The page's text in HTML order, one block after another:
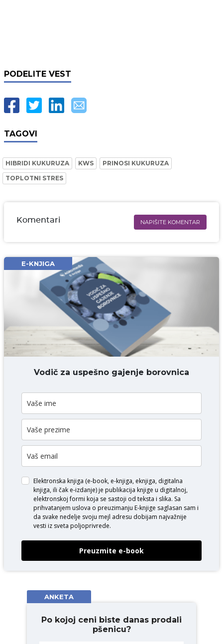
PODELITE VEST
TAGOVI
HIBRIDI KUKURUZA KWS
PRINOSI KUKURUZA
TOPLOTNI STRES
Komentari NAPIŠITE KOMENTAR
Email* obavezno
Komentar* obavezno
DODAJ KOMENTAR
E-KNJIGA
Vodič za uspešno gajenje borovnica
Elektronska knjiga (e-book, e-knjiga, eknjiga, digitalna
knjiga, ili čak e-izdanje) je publikacija knjige u digitalnoj,
elektronskoj formi koja se sastoji od teksta i slika. Sa
prihvatanjem uslova o preuzimanju E-knjige saglasan sam i
da svake nedelje svoju mejl adresu dobijam najvažnije
vesti iz sveta poljoprivrede.
Preuzmite e-book
ANKETA
Po kojoj ceni biste danas prodali
pšenicu?